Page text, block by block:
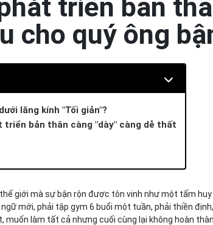
triển bản
cho quý ông
lăng kính "Tối giản"?
triển bản thân càng "dày" càng dễ thất
phát triển bản thân Tinh gọn
triển bản thân theo luật "Sàng lọc"
đến để neo giữ sự tập trung
giới mà sự bận rộn được tôn vinh như một tấm
mới, phải tập gym 6 buổi một tuần, phải thiền
muốn làm tất cả nhưng cuối cùng lại không hoàn